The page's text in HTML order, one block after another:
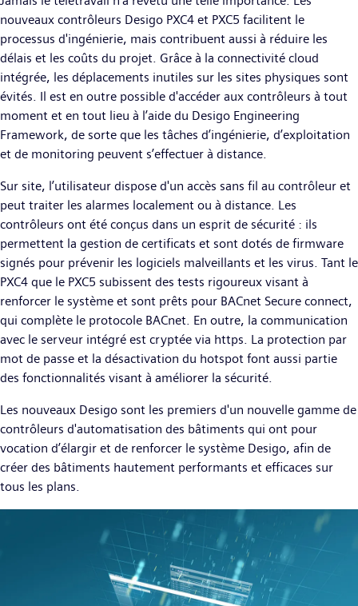
nouveaux contrôleurs Desigo PXC4 et PXC5 facilitent le
processus d'ingénierie, mais contribuent aussi à réduire les
délais et les coûts du projet. Grâce à la connectivité cloud
intégrée, les déplacements inutiles sur les sites physiques sont
évités. Il est en outre possible d'accéder aux contrôleurs à tout
moment et en tout lieu à l’aide du Desigo Engineering
Framework, de sorte que les tâches d’ingénierie, d’exploitation
et de monitoring peuvent s’effectuer à distance.
Sur site, l’utilisateur dispose d'un accès sans fil au contrôleur et
peut traiter les alarmes localement ou à distance. Les
contrôleurs ont été conçus dans un esprit de sécurité : ils
permettent la gestion de certificats et sont dotés de firmware
signés pour prévenir les logiciels malveillants et les virus. Tant le
PXC4 que le PXC5 subissent des tests rigoureux visant à
renforcer le système et sont prêts pour BACnet Secure connect,
qui complète le protocole BACnet. En outre, la communication
avec le serveur intégré est cryptée via https. La protection par
mot de passe et la désactivation du hotspot font aussi partie
des fonctionnalités visant à améliorer la sécurité.
Les nouveaux Desigo sont les premiers d'un nouvelle gamme de
contrôleurs d'automatisation des bâtiments qui ont pour
vocation d’élargir et de renforcer le système Desigo, afin de
créer des bâtiments hautement performants et efficaces sur
tous les plans.